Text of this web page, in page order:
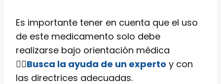
Es importante tener en cuenta que el uso
de este medicamento solo debe
realizarse bajo orientación médica
👨‍⚕️Busca la ayuda de un experto y con
las directrices adecuadas.